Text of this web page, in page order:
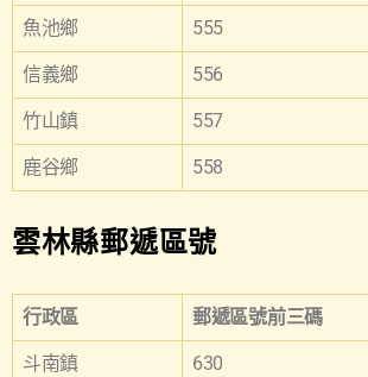
魚池鄉 555
信義鄉 556
竹山鎮 557
鹿谷鄉 558
雲林縣郵遞區號
行政區 郵遞區號前三碼
斗南鎮 630